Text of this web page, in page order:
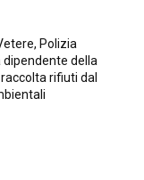
Polizia
dipendente della
rifiuti dal